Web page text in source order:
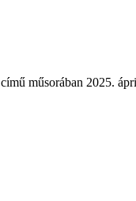
műsorában 2025.